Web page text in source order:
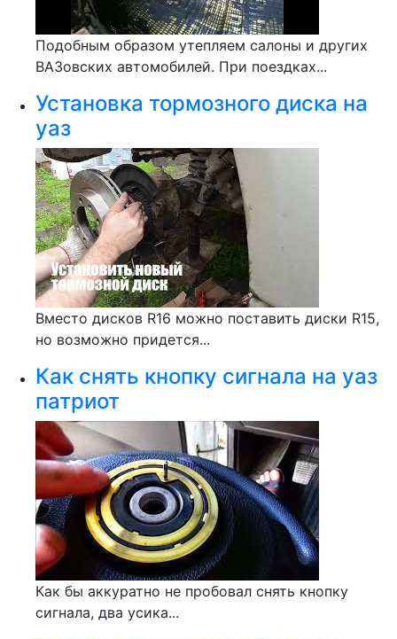
Подобным образом утепляем салоны и других
ВАЗовских автомобилей. При поездках...
Установка тормозного диска на
уаз
Вместо дисков R16 можно поставить диски R15,
но возможно придется...
Как снять кнопку сигнала на уаз
патриот
Как бы аккуратно не пробовал снять кнопку
сигнала, два усика...